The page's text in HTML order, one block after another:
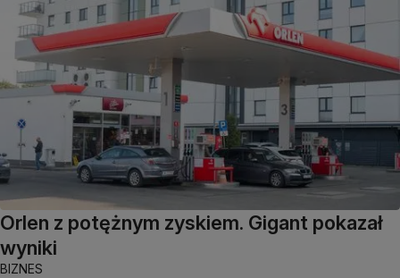
Orlen z potężnym zyskiem. Gigant pokazał
wyniki
BIZNES